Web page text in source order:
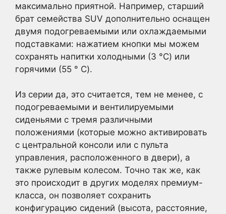
максимально приятной. Например, старший
брат семейства SUV дополнительно оснащен
двумя подогреваемыми или охлаждаемыми
подставками: нажатием кнопки мы можем
сохранять напитки холодными (3 °C) или
горячими (55 ° C).
Из серии да, это считается, тем не менее, с
подогреваемыми и вентилируемыми
сиденьями с тремя различными
положениями (которые можно активировать
с центральной консоли или с пульта
управления, расположенного в двери), а
также рулевым колесом. Точно так же, как
это происходит в других моделях премиум-
класса, он позволяет сохранить
конфигурацию сидений (высота, расстояние,